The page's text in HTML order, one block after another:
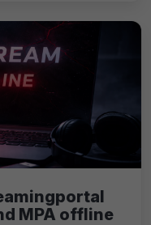
MPA offline